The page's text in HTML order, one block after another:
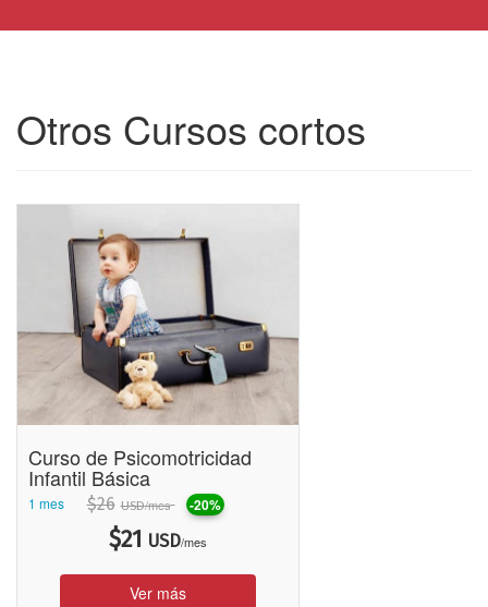
Otros Cursos cortos
Curso de Psicomotricidad
Infantil Básica
1 mes $26 USD/mes -20%
$21 USD/mes
Ver más